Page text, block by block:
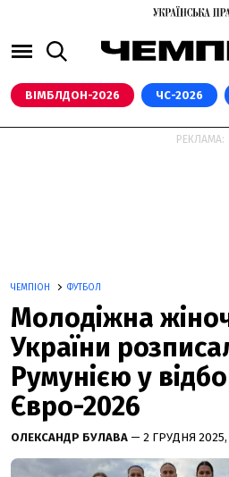
ВІМБЛДОН-2026 ЧС-2026
РЕКЛАМА:
ЧЕМПІОН ФУТБОЛ
Молодіжна
України
Румунією у
Євро-2026
ОЛЕКСАНДР БУЛАВА — 2 ГРУДНЯ 2025,